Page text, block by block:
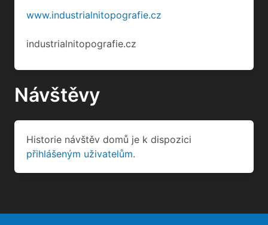
www.industrialnitopografie.cz
industrialnitopografie.cz
Návštěvy
Historie návštěv domů je k dispozici
přihlášeným uživatelům.